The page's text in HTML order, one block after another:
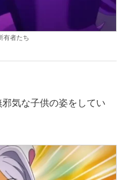
有者たち
気な子供の姿をしてい